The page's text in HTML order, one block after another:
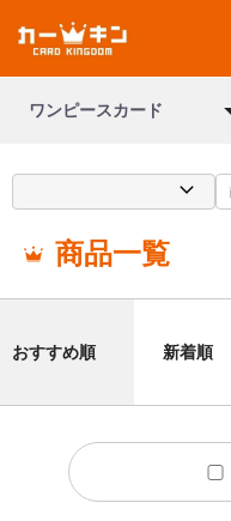
ワンピースカード
商品一覧
おすすめ順 新着順